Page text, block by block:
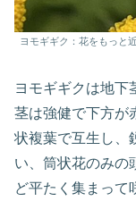
ヨモギギク：花をもっと
ヨモギギクは地下
茎は強健で下方が
状複葉で互生し、
い、筒状花のみの
ど平たく集まって